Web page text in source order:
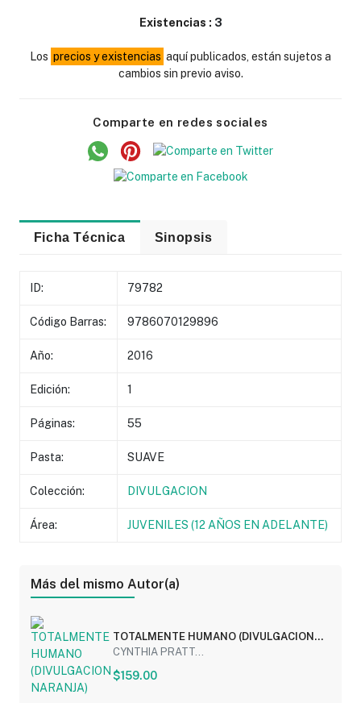
Existencias : 3
Los precios y existencias aquí publicados, están sujetos a
cambios sin previo aviso.
Comparte en redes sociales
Ficha Técnica Sinopsis
ID: 79782
Código Barras: 9786070129896
Año: 2016
Edición: 1
Páginas: 55
Pasta: SUAVE
Colección: DIVULGACION
Área: JUVENILES (12 AÑOS EN ADELANTE)
Más del mismo Autor(a)
TOTALMENTE HUMANO (DIVULGACION
NARANJA)
CYNTHIA PRATT...
$159.00